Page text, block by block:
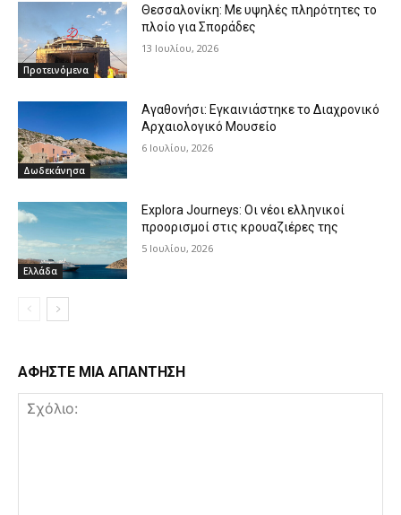
Προτεινόμενα
Θεσσαλονίκη: Με υψηλές πληρότητες το
πλοίο για Σποράδες
13 Ιουλίου, 2026
Δωδεκάνησα
Αγαθονήσι: Εγκαινιάστηκε το Διαχρονικό
Αρχαιολογικό Μουσείο
6 Ιουλίου, 2026
Ελλάδα
Explora Journeys: Οι νέοι ελληνικοί
προορισμοί στις κρουαζιέρες της
5 Ιουλίου, 2026
ΑΦΗΣΤΕ ΜΙΑ ΑΠΑΝΤΗΣΗ